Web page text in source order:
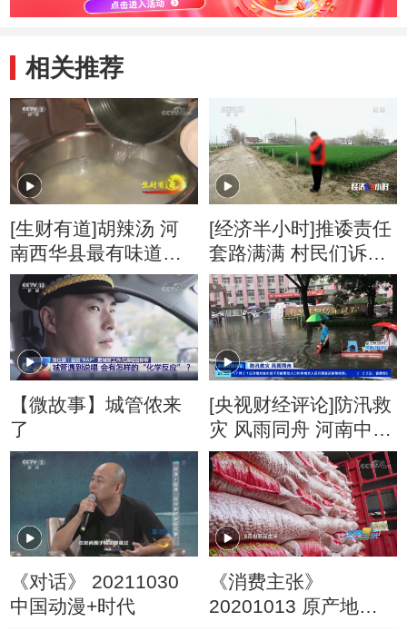
相关推荐
[生财有道]胡辣汤 河
南西华县最有味道的
美食名片
[经济半小时]推诿责任
套路满满 村民们诉求
无门
【微故事】城管侬来
了
[央视财经评论]防汛救
灾 风雨同舟 河南中北
部9个气象站雨量突破
极值
《对话》 20211030
中国动漫+时代
《消费主张》
20201013 原产地访